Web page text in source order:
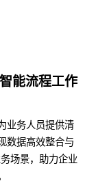
能流程工作
业务人员提供清
数据高效整合与
场景，助力企业